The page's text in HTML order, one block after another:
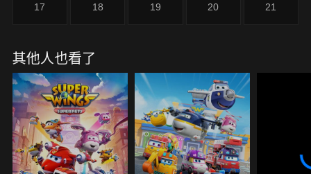
17 18 19 20 21
其他人也看了